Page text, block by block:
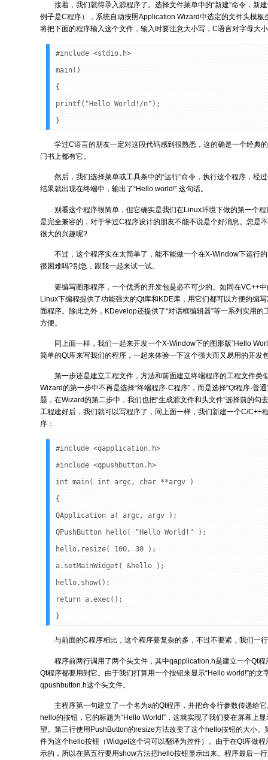
接着，我们就得录入源程序了。选择文件菜单中的“新建”命令，新
例子是C程序），系统自动按照Application Wizard中选定的文件头模板
将把下面的程序输入这个文件，输入时要注意大小写，C语言对字母大
#include <stdio.h>
main()
{
printf("Hello World!/n");
}
学过C语言的朋友一定对这段代码感到很熟悉，这的确是一个经典
门书上都有它。
然后，我们选择菜单或工具条中的“运行”命令，执行这个程序，经
结果就出现在终端中，输出了“Hello world!” 这句话。
别看这个程序很简单，但它确实是我们在Linux环境下做的第一个
是完全兼容的，对于学过C程序设计的朋友不能不说是个好消息。您是
很大的兴趣呢?
不过，这个程序实在太简单了，能不能做一个在X-Window下运行
很困难吗?别急，跟我一起来试一试。
要编写图形程序，一个优秀的开发包是必不可少的。如同在VC++
Linux下编程提供了功能强大的Qt库和KDE库，用它们都可以方便的编
面程序。除此之外，KDevelop还提供了“对话框编辑器”等一系列实用的
方便。
同上面一样，我们一起来开发一个X-Window下的图形版“Hello
简单的Qt库来写我们的程序，一起来体验一下这个强大而又易用的开发
第一步还是建立工程文件，方法和前面建立终端程序的工程文件类
Wizard的第一步中不再是选择“终端程序-C程序”，而是选择“Qt程序-普
题，在Wizard的第二步中，我们也把“生成源文件和头文件”选择前的勾
工程建好后，我们就可以写程序了，同上面一样，我们新建一个C/C++
序：
#include <qapplication.h>
#include <qpushbutton.h>
int main( int argc, char **argv )
{
QApplication a( argc, argv );
QPushButton hello( "Hello World!" );
hello.resize( 100, 30 );
a.setMainWidget( &hello );
hello.show();
return a.exec();
}
与前面的C程序相比，这个程序要复杂的多，不过不要紧，我们一
程序前两行调用了两个头文件，其中qapplication.h是建立一个Qt
Qt程序都要用到它。由于我们打算用一个按钮来显示“Hello world!”的文
qpushbutton.h这个头文件。
主程序第一句建立了一个名为a的Qt程序，并把命令行参数传递给
hello的按钮，它的标题为“Hello World!”，这就实现了我们要在屏幕上
望。第三行使用PushButton的resize方法改变了这个hello按钮的大小。
件为这个hello按钮（Widget这个词可以翻译为控件）。由于在Qt库做
示的，所以在第五行要用show方法把hello按钮显示出来。程序最后一